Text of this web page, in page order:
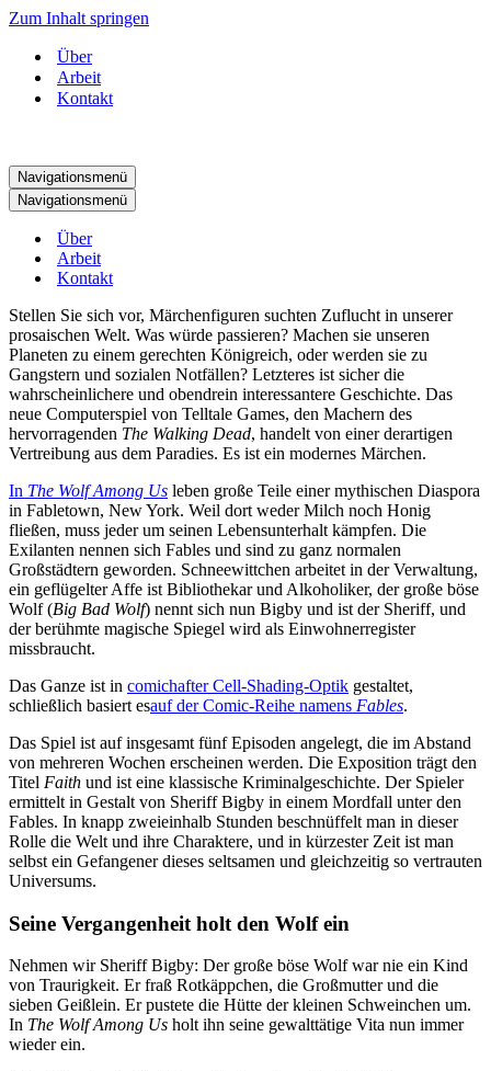
Zum Inhalt springen
Über
Arbeit
Kontakt
Navigationsmenü
Navigationsmenü
Über
Arbeit
Kontakt
Stellen Sie sich vor, Märchenfiguren suchten Zuflucht in unserer
prosaischen Welt. Was würde passieren? Machen sie unseren
Planeten zu einem gerechten Königreich, oder werden sie zu
Gangstern und sozialen Notfällen? Letzteres ist sicher die
wahrscheinlichere und obendrein interessantere Geschichte. Das
neue Computerspiel von Telltale Games, den Machern des
hervorragenden The Walking Dead, handelt von einer derartigen
Vertreibung aus dem Paradies. Es ist ein modernes Märchen.
In The Wolf Among Us leben große Teile einer mythischen Diaspora
in Fabletown, New York. Weil dort weder Milch noch Honig
fließen, muss jeder um seinen Lebensunterhalt kämpfen. Die
Exilanten nennen sich Fables und sind zu ganz normalen
Großstädtern geworden. Schneewittchen arbeitet in der Verwaltung,
ein geflügelter Affe ist Bibliothekar und Alkoholiker, der große böse
Wolf (Big Bad Wolf) nennt sich nun Bigby und ist der Sheriff, und
der berühmte magische Spiegel wird als Einwohnerregister
missbraucht.
Das Ganze ist in comichafter Cell-Shading-Optik gestaltet,
schließlich basiert esauf der Comic-Reihe namens Fables.
Das Spiel ist auf insgesamt fünf Episoden angelegt, die im Abstand
von mehreren Wochen erscheinen werden. Die Exposition trägt den
Titel Faith und ist eine klassische Kriminalgeschichte. Der Spieler
ermittelt in Gestalt von Sheriff Bigby in einem Mordfall unter den
Fables. In knapp zweieinhalb Stunden beschnüffelt man in dieser
Rolle die Welt und ihre Charaktere, und in kürzester Zeit ist man
selbst ein Gefangener dieses seltsamen und gleichzeitig so vertrauten
Universums.
Seine Vergangenheit holt den Wolf ein
Nehmen wir Sheriff Bigby: Der große böse Wolf war nie ein Kind
von Traurigkeit. Er fraß Rotkäppchen, die Großmutter und die
sieben Geißlein. Er pustete die Hütte der kleinen Schweinchen um.
In The Wolf Among Us holt ihn seine gewalttätige Vita nun immer
wieder ein.